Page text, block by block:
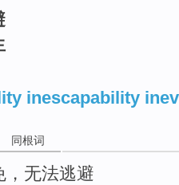
inescapability
同根词
，无法逃避